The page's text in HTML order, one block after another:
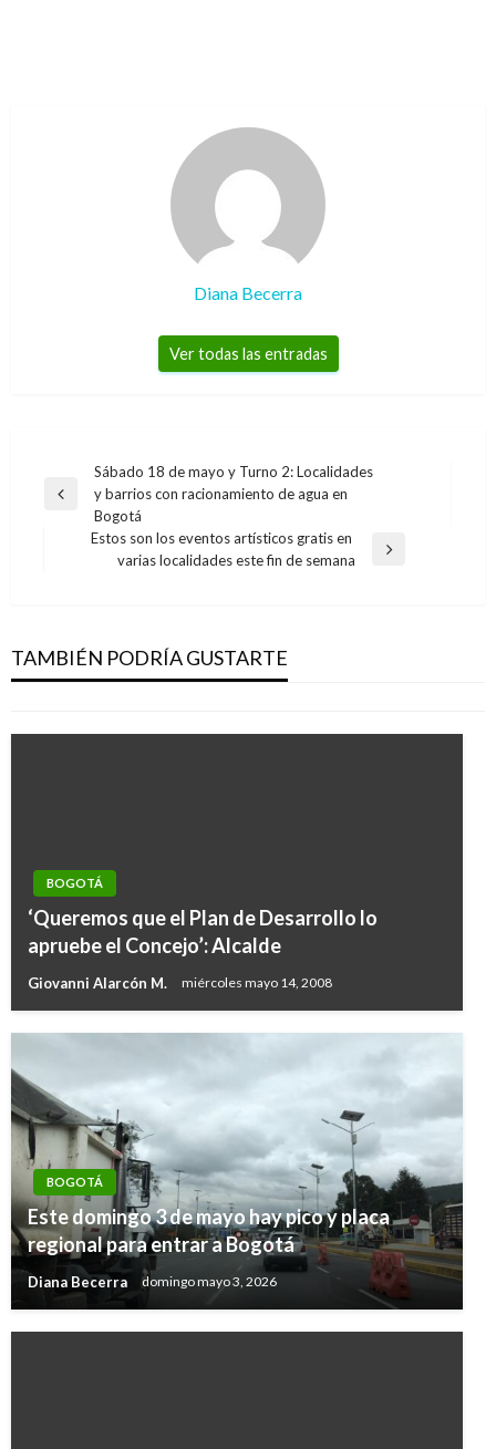
Diana Becerra
Ver todas las entradas
Navegación
de
entradas
Entrada
anterior
Sábado 18 de mayo y Turno 2: Localidades
y barrios con racionamiento de agua en
Bogotá
Estos son los eventos artísticos gratis en
varias localidades este fin de semana
TAMBIÉN PODRÍA GUSTARTE
de diciembre en la capital
Ariel Cabrera viernes diciembre 18, 2020
BOGOTÁ
‘Queremos que el Plan de Desarrollo lo
apruebe el Concejo’: Alcalde
Giovanni Alarcón M. miércoles mayo 14, 2008
BOGOTÁ
Este domingo 3 de mayo hay pico y placa
regional para entrar a Bogotá
Diana Becerra domingo mayo 3, 2026